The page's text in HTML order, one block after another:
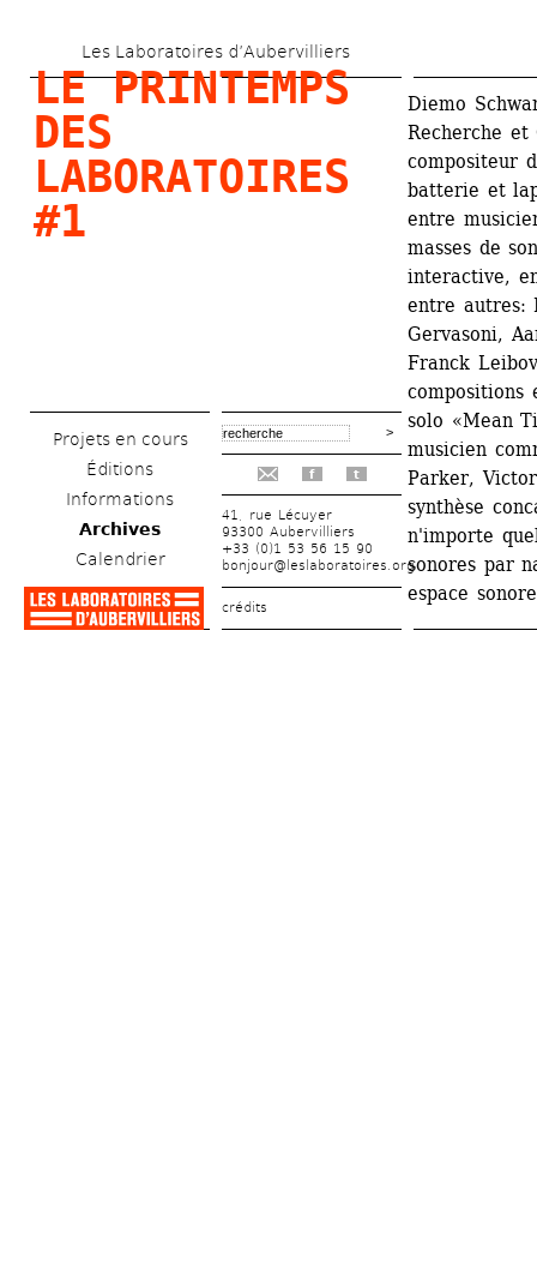
au
contenu
Les Laboratoires d’Aubervilliers
LE PRINTEMPS
DES
LABORATOIRES
#1
Projets en cours
Éditions
Informations
Archives
Calendrier
f t
41, rue Lécuyer
93300 Aubervilliers
+33 (0)1 53 56 15 90
bonjour@leslaboratoires.org
crédits
Diemo
Recherche et
compositeur
batterie et
entre
masses de
interactive,
entre autres:
Gervasoni,
Franck
compositions
solo «Mean
musicien
Parker,
synthèse
n'importe
sonores par
espace